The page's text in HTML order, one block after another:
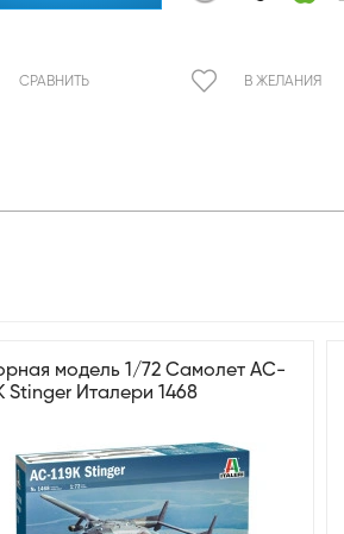
СРАВНИТЬ В ЖЕЛАНИЯ
модель 1/72 Самолет AC-
Stinger Италери 1468